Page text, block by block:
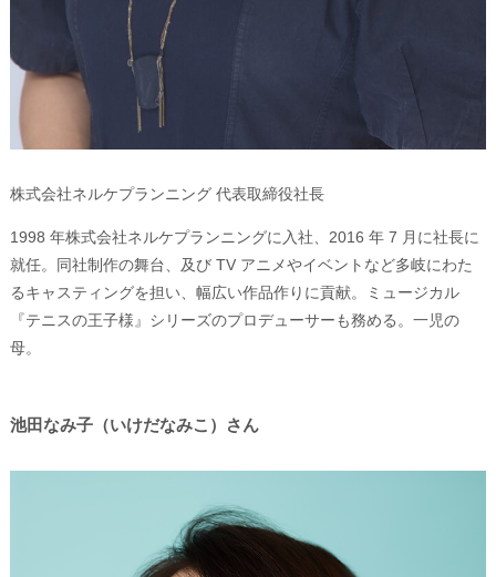
株式会社ネルケプランニング 代表取締役社長
1998 年株式会社ネルケプランニングに入社、2016 年 7 月に社長に
就任。同社制作の舞台、及び TV アニメやイベントなど多岐にわた
るキャスティングを担い、幅広い作品作りに貢献。ミュージカル
『テニスの王子様』シリーズのプロデューサーも務める。一児の
母。
池田なみ子（いけだなみこ）さん